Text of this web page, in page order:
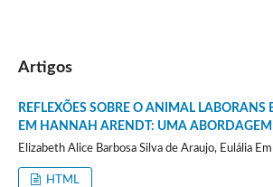
Artigos
REFLEXÕES SOBRE O ANIMAL LABORANS
EM HANNAH ARENDT: UMA
Elizabeth Alice Barbosa Silva de Araujo, Eulália
HTML